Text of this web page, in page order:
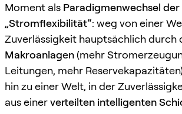
Moment als Paradigmenwechsel der
„Stromflexibilität“: weg von einer
Zuverlässigkeit hauptsächlich durch
Makroanlagen(mehr
Leitungen, mehr
hin zu einer Welt, in der
aus einerverteilten intelligenten